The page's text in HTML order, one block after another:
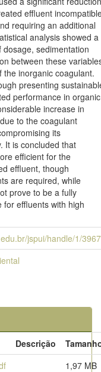
effluent
requiring an additional
analysis showed a
sedimentation
between these
inorganic coagulant.
presenting
performance in organic
increase in
to the coagulant
its
It is concluded that
efficient for the
effluent, though
are required, while
prove to be a fully
for effluents with high
jspui/handle/1/
Descrição
1,97 MB